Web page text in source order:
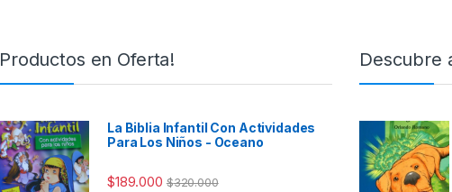
Productos en Oferta!
La Biblia Infantil Con Actividades
Para Los Niños - Oceano
$189.000 $320.000
Descubre